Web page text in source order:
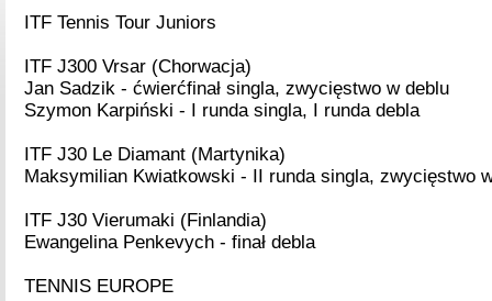
ITF Tennis Tour Juniors
ITF J300 Vrsar (Chorwacja)
Jan Sadzik - ćwierćfinał singla, zwycięstwo w deblu
Szymon Karpiński - I runda singla, I runda debla
ITF J30 Le Diamant (Martynika)
Maksymilian Kwiatkowski - II runda singla, zwycięstwo
ITF J30 Vierumaki (Finlandia)
Ewangelina Penkevych - finał debla
TENNIS EUROPE